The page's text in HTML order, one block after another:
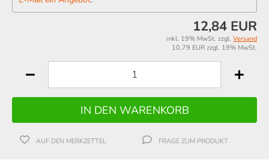
12,84 EUR
inkl. 19% MwSt. zzgl. Versand
10,79 EUR zzgl. 19% MwSt.
AUF DEN MERKZETTEL FRAGE ZUM PRODUKT